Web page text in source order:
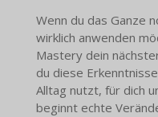
Wenn du das Ganze
wirklich anwenden
Mastery dein
du diese
Alltag nutzt, für dich
beginnt echte